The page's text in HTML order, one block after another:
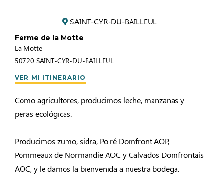
SAINT-CYR-DU-BAILLEUL
Ferme de la Motte
La Motte
50720 SAINT-CYR-DU-BAILLEUL
VER MI ITINERARIO
Como agricultores, producimos leche, manzanas y
peras ecológicas.
Producimos zumo, sidra, Poiré Domfront AOP,
Pommeaux de Normandie AOC y Calvados Domfrontais
AOC, y le damos la bienvenida a nuestra bodega.